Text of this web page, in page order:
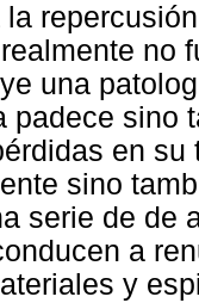
no
una
padece sino
en
sino
serie de de
a
y